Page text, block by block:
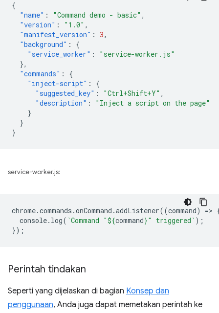
{
"name" : "Command demo - basic" ,
"version" : "1.0" ,
"manifest_version" : 3,
"background" :
{
"service_worker" :
"service-worker.js"
},
"commands" :
{
"inject-script" :
{
"suggested_key" : "Ctrl+Shift+Y" ,
"description" :
"Inject a script on the page"
}
}
}
service-worker.js:
chrome.commands .onCommand .addListener((command) =>
console. log( `Command "${command}" triggered` );
});
Perintah tindakan
Seperti yang dijelaskan di bagian Konsep dan
penggunaan, Anda juga dapat memetakan perintah ke